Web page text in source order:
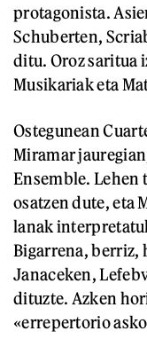
protagonista.
Schuberten,
ditu. Oroz saritua
Musikariak eta
Ostegunean
Miramar
Ensemble.
osatzen dute, eta
lanak
Bigarrena, berriz,
Janaceken,
dituzte. Azken
«errepertorio